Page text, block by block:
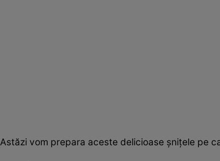
Astăzi vom prepara aceste delicioase şniţele pe